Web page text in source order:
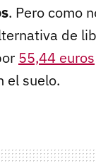
. Pero como
de
55,44 euros
el suelo.